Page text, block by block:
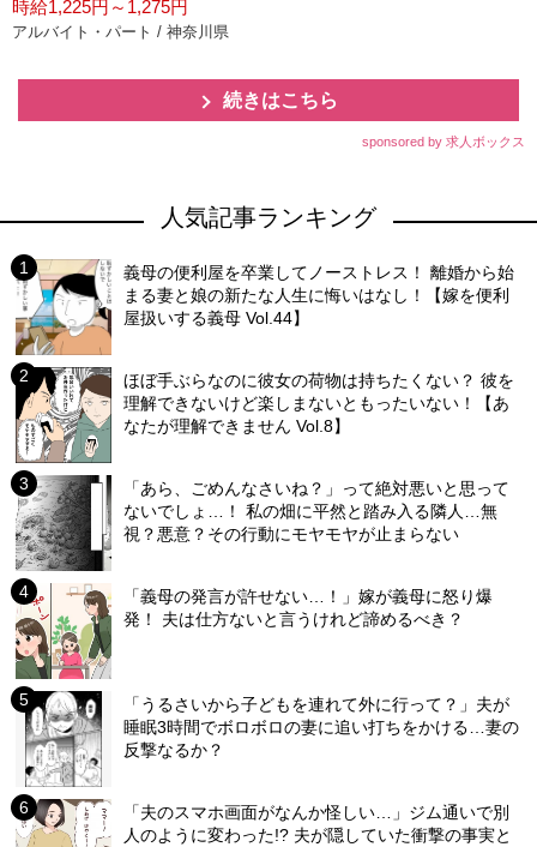
時給1,225円～1,275円
アルバイト・パート / 神奈川県
続きはこちら
sponsored by 求人ボックス
人気記事ランキング
義母の便利屋を卒業してノーストレス！ 離婚から始
まる妻と娘の新たな人生に悔いはなし！【嫁を便利
屋扱いする義母 Vol.44】
ほぼ手ぶらなのに彼女の荷物は持ちたくない？ 彼を
理解できないけど楽しまないともったいない！【あ
なたが理解できません Vol.8】
「あら、ごめんなさいね？」って絶対悪いと思って
ないでしょ…！ 私の畑に平然と踏み入る隣人…無
視？悪意？その行動にモヤモヤが止まらない
「義母の発言が許せない…！」嫁が義母に怒り爆
発！ 夫は仕方ないと言うけれど諦めるべき？
「うるさいから子どもを連れて外に行って？」夫が
睡眠3時間でボロボロの妻に追い打ちをかける…妻の
反撃なるか？
「夫のスマホ画面がなんか怪しい…」ジム通いで別
人のように変わった!? 夫が隠していた衝撃の事実と